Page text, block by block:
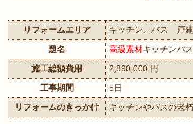
リフォームエリア
キッチン、バス 戸
題名
高級素材キッチンバ
施工総額費用
2,890,000 円
工事期間
5日
リフォームのきっかけ
キッチンやバスの老